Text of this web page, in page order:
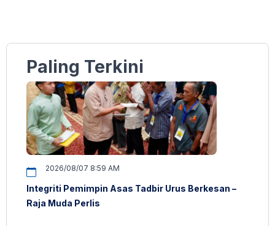
Paling Terkini
2026/08/07 8:59 AM
Integriti Pemimpin Asas Tadbir Urus Berkesan –
Raja Muda Perlis